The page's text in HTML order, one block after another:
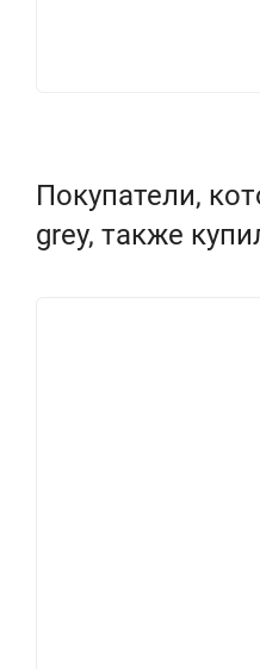
Покупатели,
grey, также